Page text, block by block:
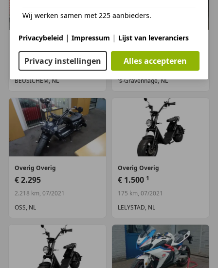
OverigOverig
€ 1.450
2.230 km, 10/2022
BEUSICHEM, NL
OverigOverig
€ 2.150
4 km, 08/2025
's-Gravenhage, NL
Overig Overig
€ 2.295
2.218 km, 07/2021
OSS, NL
Overig Overig
€ 1.500 1
175 km, 07/2021
LELYSTAD, NL
Wij werken samen met 225 aanbieders.
Privacybeleid | Impressum | Lijst van leveranciers
Privacy instellingen Alles accepteren